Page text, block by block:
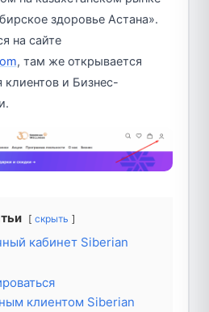
здоровье Астана».
на сайте
, там же открывается
и Бизнес-
скрыть
кабинет Siberian
клиентом Siberian